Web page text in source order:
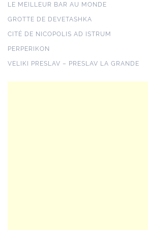
LE MEILLEUR BAR AU MONDE
GROTTE DE DEVETASHKA
CITÉ DE NICOPOLIS AD ISTRUM
PERPERIKON
VELIKI PRESLAV – PRESLAV LA GRANDE